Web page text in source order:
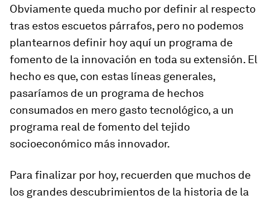
Obviamente queda mucho por definir al respecto
tras estos escuetos párrafos, pero no podemos
plantearnos definir hoy aquí un programa de
fomento de la innovación en toda su extensión. El
hecho es que, con estas líneas generales,
pasaríamos de un programa de hechos
consumados en mero gasto tecnológico, a un
programa real de fomento del tejido
socioeconómico más innovador.
Para finalizar por hoy, recuerden que muchos de
los grandes descubrimientos de la historia de la